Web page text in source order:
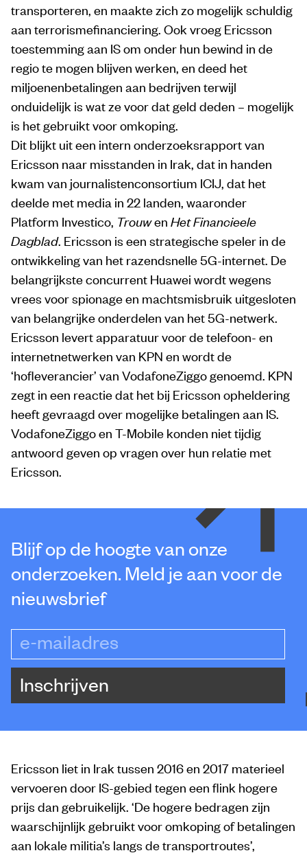
transporteren, en maakte zich zo mogelijk schuldig
aan terrorismefinanciering. Ook vroeg Ericsson
toestemming aan IS om onder hun bewind in de
regio te mogen blijven werken, en deed het
miljoenenbetalingen aan bedrijven terwijl
onduidelijk is wat ze voor dat geld deden – mogelijk
is het gebruikt voor omkoping.
Dit blijkt uit een intern onderzoeksrapport van
Ericsson naar misstanden in Irak, dat in handen
kwam van journalistenconsortium ICIJ, dat het
deelde met media in 22 landen, waaronder
Platform Investico, Trouwen Het Financieele
Dagblad. Ericsson is een strategische speler in de
ontwikkeling van het razendsnelle 5G-internet. De
belangrijkste concurrent Huawei wordt wegens
vrees voor spionage en machtsmisbruik uitgesloten
van belangrijke onderdelen van het 5G-netwerk.
Ericsson levert apparatuur voor de telefoon- en
internetnetwerken van KPN en wordt de
‘hofleverancier’ van VodafoneZiggo genoemd. KPN
zegt in een reactie dat het bij Ericsson opheldering
heeft gevraagd over mogelijke betalingen aan IS.
VodafoneZiggo en T-Mobile konden niet tijdig
antwoord geven op vragen over hun relatie met
Ericsson.
Blijf op de hoogte van onze
onderzoeken. Meld je aan voor de
nieuwsbrief
e-mailadres
Inschrijven
Ericsson liet in Irak tussen 2016 en 2017 materieel
vervoeren door IS-gebied tegen een flink hogere
prijs dan gebruikelijk. ‘De hogere bedragen zijn
waarschijnlijk gebruikt voor omkoping of betalingen
aan lokale militia’s langs de transportroutes’,